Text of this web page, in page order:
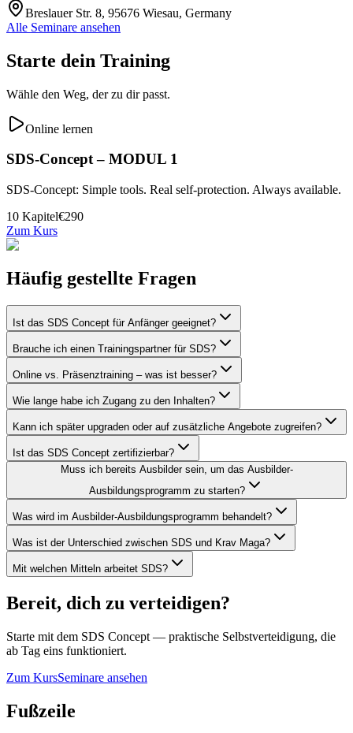
Breslauer Str. 8, 95676 Wiesau, Germany
Alle Seminare ansehen
Starte dein Training
Wähle den Weg, der zu dir passt.
Online lernen
SDS-Concept – MODUL 1
SDS-Concept: Simple tools. Real self-protection. Always available.
10 Kapitel€290
Zum Kurs
Häufig gestellte Fragen
Ist das SDS Concept für Anfänger geeignet?
Brauche ich einen Trainingspartner für SDS?
Online vs. Präsenztraining – was ist besser?
Wie lange habe ich Zugang zu den Inhalten?
Kann ich später upgraden oder auf zusätzliche Angebote zugreifen?
Ist das SDS Concept zertifizierbar?
Muss ich bereits Ausbilder sein, um das Ausbilder-
Ausbildungsprogramm zu starten?
Was wird im Ausbilder-Ausbildungsprogramm behandelt?
Was ist der Unterschied zwischen SDS und Krav Maga?
Mit welchen Mitteln arbeitet SDS?
Bereit, dich zu verteidigen?
Starte mit dem SDS Concept — praktische Selbstverteidigung, die
ab Tag eins funktioniert.
Zum KursSeminare ansehen
Fußzeile